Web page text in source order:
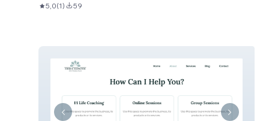
5,0(1) 59